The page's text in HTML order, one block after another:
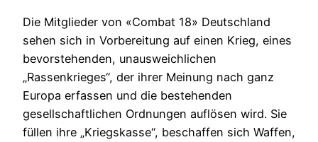
Die Mitglieder von «Combat 18» Deutschland
sehen sich in Vorbereitung auf einen Krieg, eines
bevorstehenden, unausweichlichen
„Rassenkrieges“, der ihrer Meinung nach ganz
Europa erfassen und die bestehenden
gesellschaftlichen Ordnungen auflösen wird. Sie
füllen ihre „Kriegskasse“, beschaffen sich Waffen,